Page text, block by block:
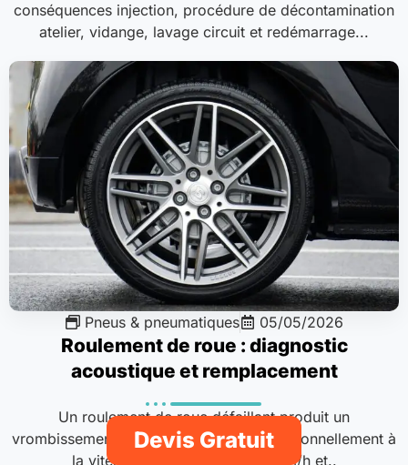
conséquences injection, procédure de décontamination
atelier, vidange, lavage circuit et redémarrage...
Pneus & pneumatiques 05/05/2026
Roulement de roue : diagnostic
acoustique et remplacement
Un roulement de roue défaillant produit un
vrombissement constant qui croît proportionnellement à
la vitesse, audible dès 30-40 km/h et..
Devis Gratuit